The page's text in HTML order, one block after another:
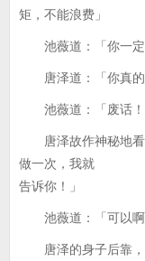
矩，不能浪费」
池薇道：「你一定
唐泽道：「你真的
池薇道：「废话！
唐泽故作神秘地看
做一次，我就
告诉你！」
池薇道：「可以啊
唐泽的身子后靠，